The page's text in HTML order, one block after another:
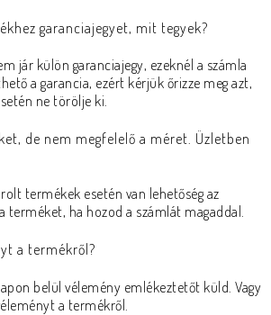
garanciajegyet, mit tegyek?
jár külön garanciajegy, ezeknél a számla
a garancia, ezért kérjük őrizze meg azt,
ne törölje ki.
de nem megfelelő a méret. Üzletben
termékek esetén van lehetőség az
terméket, ha hozod a számlát magaddal.
a termékről?
belül vélemény emlékeztetőt küld. Vagy
a termékről.